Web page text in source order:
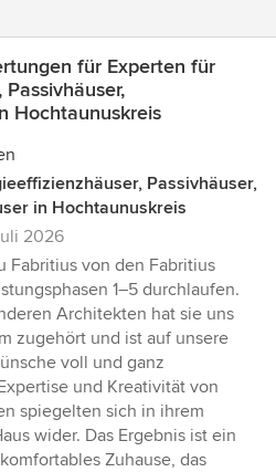
für Experten für
Hochtaunuskreis
Passivhäuser,
in Hochtaunuskreis
2026
Fabritius von den Fabritius
1–5 durchlaufen.
Architekten hat sie uns
zugehört und ist auf unsere
voll und ganz
und Kreativität von
spiegelten sich in ihrem
wider. Das Ergebnis ist ein
Zuhause, das